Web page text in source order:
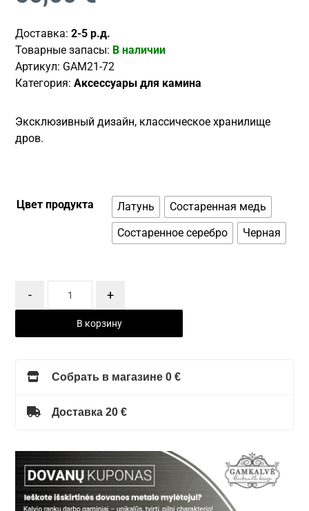
Доставка:2-5 р.д.
Товарные запасы: В наличии
Артикул: GAM21-72
Категория:Аксессуары для камина
Эксклюзивный дизайн, классическое хранилище
дров.
Цвет продукта Латунь
Состаренная медь
Состаренное серебро
Черная
- +
В корзину
Собрать в магазине 0 €
Доставка 20 €